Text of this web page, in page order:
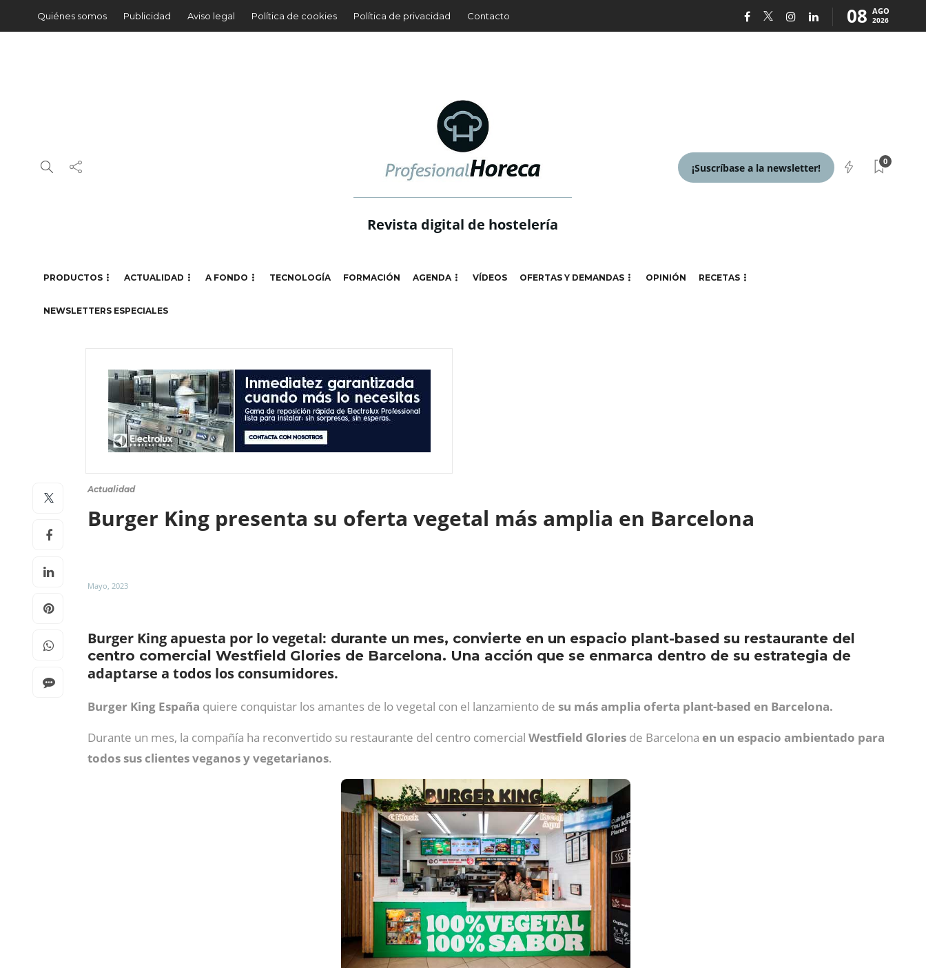
Quiénes somos Publicidad Aviso legal Política de cookies Política de privacidad Contacto 08 AGO
2026
Revista digital de hostelería
¡Suscríbase a la newsletter!
0
PRODUCTOS ACTUALIDAD A FONDO TECNOLOGÍA FORMACIÓN AGENDA VÍDEOS OFERTAS Y DEMANDAS OPINIÓN RECETAS
NEWSLETTERS ESPECIALES
Actualidad
Burger King presenta su oferta vegetal más amplia en Barcelona
Mayo, 2023
Burger King apuesta por lo vegetal: durante un mes, convierte en un espacio plant-based su restaurante del
centro comercial Westfield Glories de Barcelona. Una acción que se enmarca dentro de su estrategia de
adaptarse a todos los consumidores.
Burger King España quiere conquistar los amantes de lo vegetal con el lanzamiento de su más amplia oferta plant-based en Barcelona.
Durante un mes, la compañía ha reconvertido su restaurante del centro comercial Westfield Glories de Barcelona en un espacio ambientado para
todos sus clientes veganos y vegetarianos.